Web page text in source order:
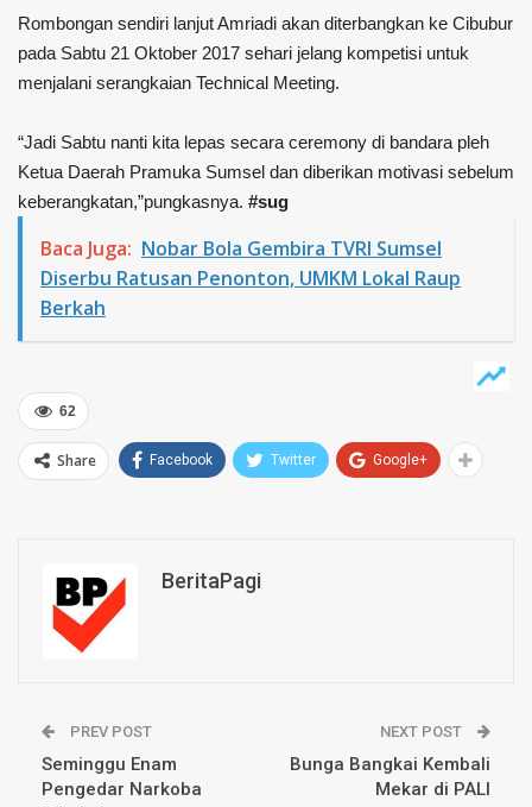
Rombongan sendiri lanjut Amriadi akan diterbangkan ke Cibubur
pada Sabtu 21 Oktober 2017 sehari jelang kompetisi untuk
menjalani serangkaian Technical Meeting.
“Jadi Sabtu nanti kita lepas secara ceremony di bandara pleh
Ketua Daerah Pramuka Sumsel dan diberikan motivasi sebelum
keberangkatan,”pungkasnya. #sug
Baca Juga: Nobar Bola Gembira TVRI Sumsel
Diserbu Ratusan Penonton, UMKM Lokal Raup
Berkah
62
Share Facebook Twitter Google+
BeritaPagi
PREV POST
Seminggu Enam
Pengedar Narkoba
NEXT POST
Bunga Bangkai Kembali
Mekar di PALI